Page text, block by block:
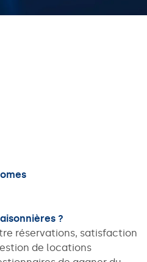
?
réservations, satisfaction
de locations